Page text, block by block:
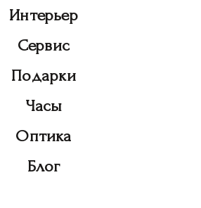
Интерьер
Сервис
Подарки
Часы
Оптика
Блог